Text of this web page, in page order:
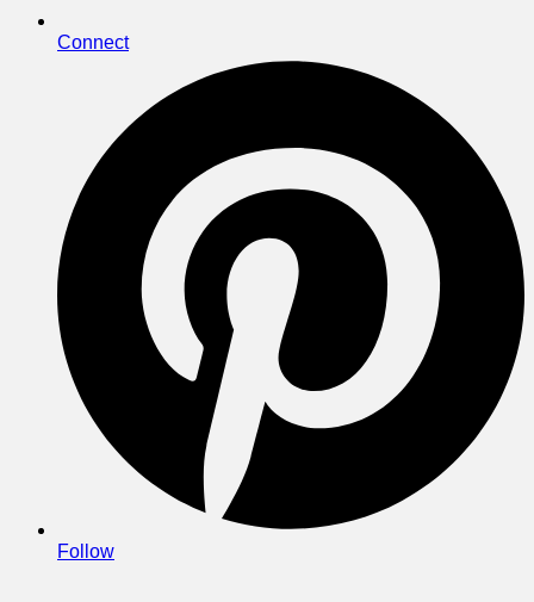
Connect
Follow